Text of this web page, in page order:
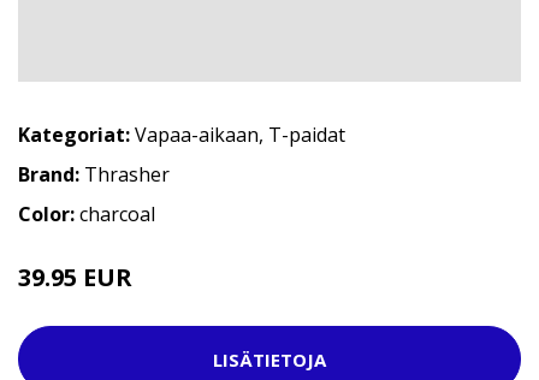
Kategoriat:Vapaa-aikaan, T-paidat
Brand: Thrasher
Color:charcoal
39.95 EUR
LISÄTIETOJA